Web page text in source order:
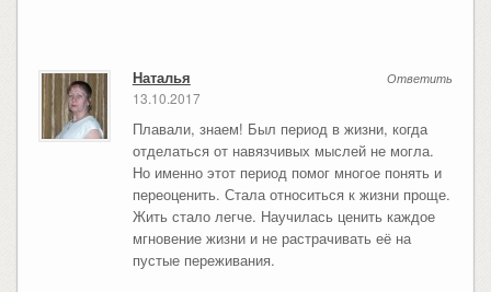
Ответить
Наталья
13.10.2017
Плавали, знаем! Был период в жизни, когда
отделаться от навязчивых мыслей не могла.
Но именно этот период помог многое понять и
переоценить. Стала относиться к жизни проще.
Жить стало легче. Научилась ценить каждое
мгновение жизни и не растрачивать её на
пустые переживания.